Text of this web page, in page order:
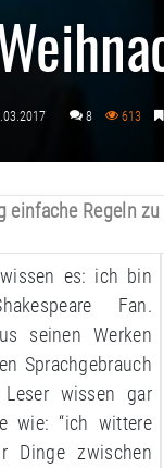
8 613
Regeln
es: ich bin
Fan.
seinen Werken
Sprachgebrauch
wissen gar
wie: “ich wittere
Dinge zwischen